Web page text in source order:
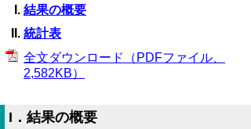
結果の概要
統計表
全文ダウンロード（PDFファイル、
2,582KB）
I．結果の概要